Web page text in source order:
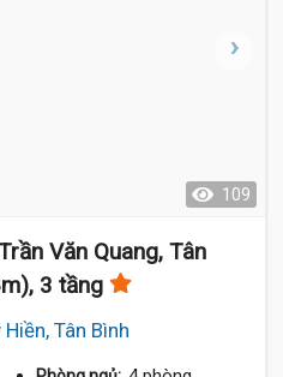
109
Văn Quang, Tân
3 tầng
Tân Bình